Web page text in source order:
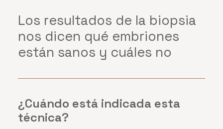
Los resultados de la biopsia
nos dicen qué embriones
están sanos y cuáles no
¿Cuándo está indicada esta
técnica?